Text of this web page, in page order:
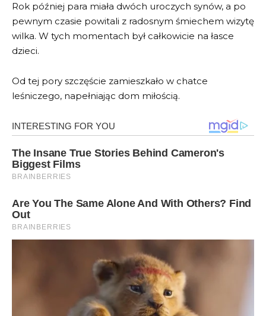
Rok później para miała dwóch uroczych synów, a po
pewnym czasie powitali z radosnym śmiechem wizytę
wilka. W tych momentach był całkowicie na łasce
dzieci.
Od tej pory szczęście zamieszkało w chatce
leśniczego, napełniając dom miłością.